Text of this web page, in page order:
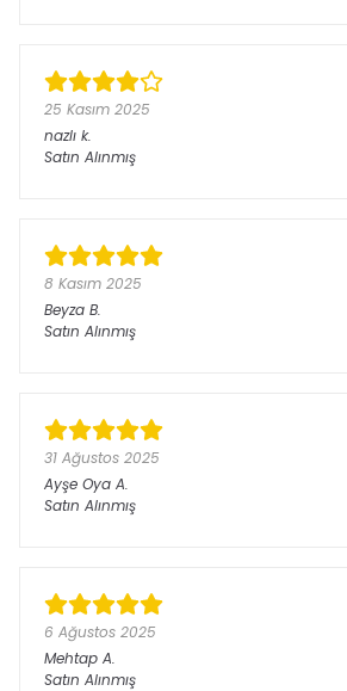
25 Kasım 2025
nazlı k.
Satın Alınmış
8 Kasım 2025
Beyza B.
Satın Alınmış
31 Ağustos 2025
Ayşe Oya A.
Satın Alınmış
6 Ağustos 2025
Mehtap A.
Satın Alınmış